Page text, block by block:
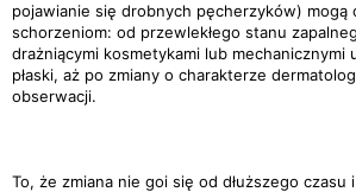
pojawianie się drobnych pęcherzyków) mogą
schorzeniom: od przewlekłego stanu
drażniącymi kosmetykami lub mechanicznymi
płaski, aż po zmiany o charakterze
obserwacji.
To, że zmiana nie goi się od dłuższego czasu